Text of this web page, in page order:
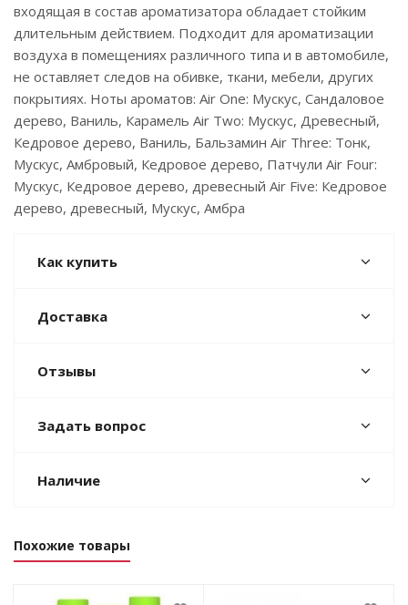
входящая в состав ароматизатора обладает стойким
длительным действием. Подходит для ароматизации
воздуха в помещениях различного типа и в автомобиле,
не оставляет следов на обивке, ткани, мебели, других
покрытиях. Ноты ароматов: Air One: Мускус, Сандаловое
дерево, Ваниль, Карамель Air Two: Мускус, Древесный,
Кедровое дерево, Ваниль, Бальзамин Air Three: Тонк,
Мускус, Амбровый, Кедровое дерево, Патчули Air Four:
Мускус, Кедровое дерево, древесный Air Five: Кедровое
дерево, древесный, Мускус, Амбра
Как купить
Доставка
Отзывы
Задать вопрос
Наличие
Похожие товары